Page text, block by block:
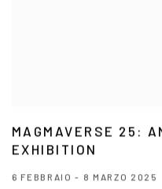
MAGMAVERSE 25:
EXHIBITION
6 FEBBRAIO - 8 MARZO 2025